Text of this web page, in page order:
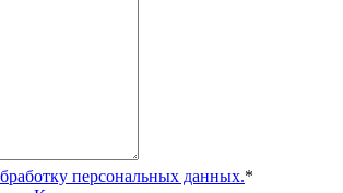
персональных данных.*